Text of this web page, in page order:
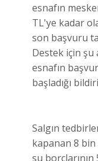
esnafın
TL'ye kadar
son başvuru
Destek için
esnafın
başladığı
Salgın
kapanan 8
su borçlarının